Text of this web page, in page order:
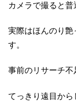
カメラで撮ると普
実際はほんのり
す。
事前のリサーチ不
てっきり遠目か